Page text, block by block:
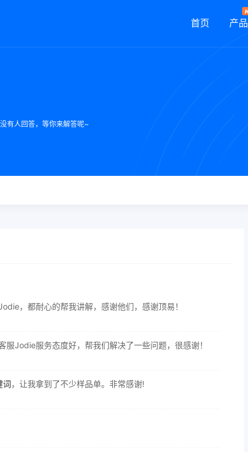
首页 产品
有人回答，等你来解答呢~
，都耐心的帮我讲解，感谢他们，感谢顶易！
Jodie服务态度好，帮我们解决了一些问题，很感谢！
词，让我拿到了不少样品单。非常感谢!